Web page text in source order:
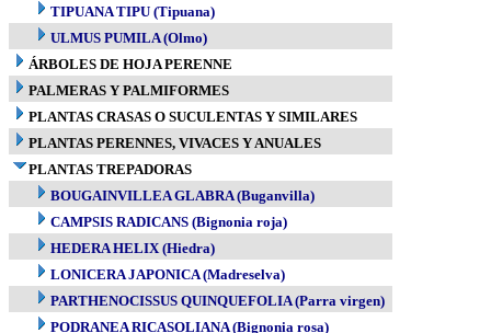
TIPUANA TIPU (Tipuana)
ULMUS PUMILA (Olmo)
ÁRBOLES DE HOJA PERENNE
PALMERAS Y PALMIFORMES
PLANTAS CRASAS O SUCULENTAS Y SIMILARES
PLANTAS PERENNES, VIVACES Y ANUALES
PLANTAS TREPADORAS
BOUGAINVILLEA GLABRA (Buganvilla)
CAMPSIS RADICANS (Bignonia roja)
HEDERA HELIX (Hiedra)
LONICERA JAPONICA (Madreselva)
PARTHENOCISSUS QUINQUEFOLIA (Parra virgen)
PODRANEA RICASOLIANA (Bignonia rosa)